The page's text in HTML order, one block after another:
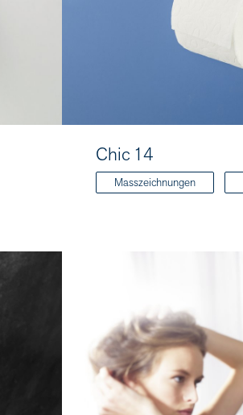
Chic 14
Masszeichnungen